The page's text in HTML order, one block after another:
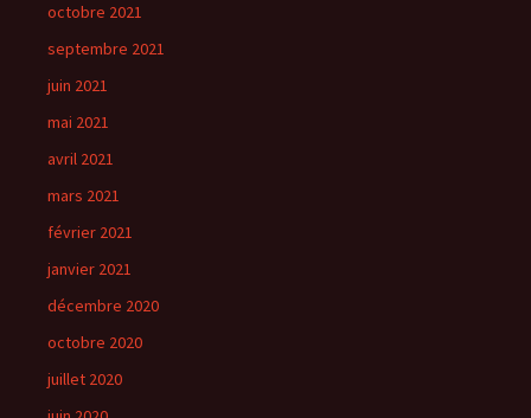
octobre 2021
septembre 2021
juin 2021
mai 2021
avril 2021
mars 2021
février 2021
janvier 2021
décembre 2020
octobre 2020
juillet 2020